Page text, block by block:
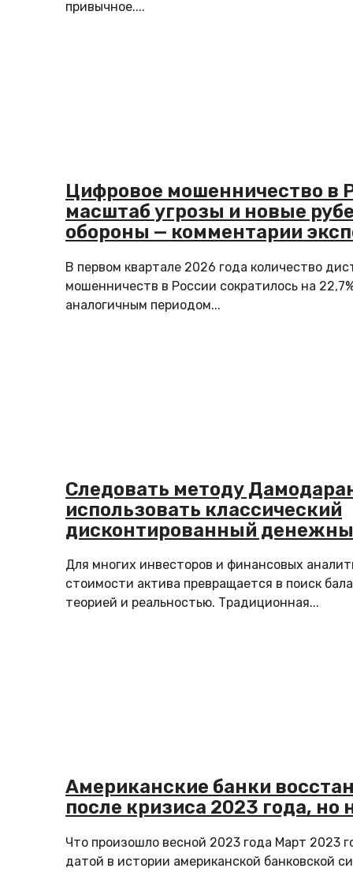
привычное....
Цифровое мошенничество в
масштаб угрозы и новые
обороны — комментарии
В первом квартале 2026 года количество
мошенничеств в России сократилось на
аналогичным периодом...
Следовать методу
использовать классический
дисконтированный
Для многих инвесторов и финансовых
стоимости актива превращается в поиск
теорией и реальностью. Традиционная...
Американские банки
после кризиса 2023 года, но
Что произошло весной 2023 года Март 2023
датой в истории американской банковской